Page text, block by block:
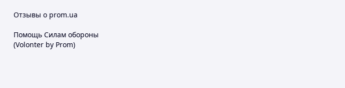
Отзывы о prom.ua
Помощь Силам обороны
(Volonter by Prom)